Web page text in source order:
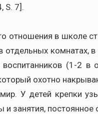
S. 7].
отношения в школе
отдельных комнатах,
(1-2
охотно
У детей крепки
и занятия, постоянное